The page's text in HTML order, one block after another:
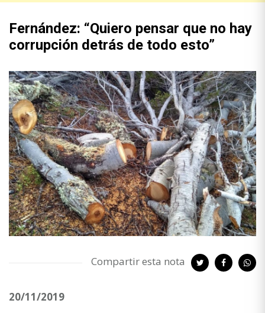
Fernández: “Quiero pensar que no hay
corrupción detrás de todo esto”
Compartir esta nota
20/11/2019